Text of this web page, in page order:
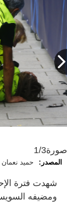
صورة1/3
المصدر: حميد
شهدت فترة
ومضيفه